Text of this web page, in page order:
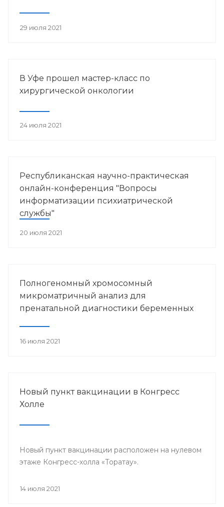
29 июля 2021
В Уфе прошел мастер-класс по
хирургической онкологии
24 июля 2021
Республиканская научно-практическая
онлайн-конференция "Вопросы
информатизации психиатрической
службы"
20 июля 2021
Полногеномный хромосомный
микроматричный анализ для
пренатальной диагностики беременных
16 июля 2021
Новый пункт вакцинации в Конгресс
Холле
Новый пункт вакцинации расположен на нулевом
этаже Конгресс-холла «Торатау».
14 июля 2021